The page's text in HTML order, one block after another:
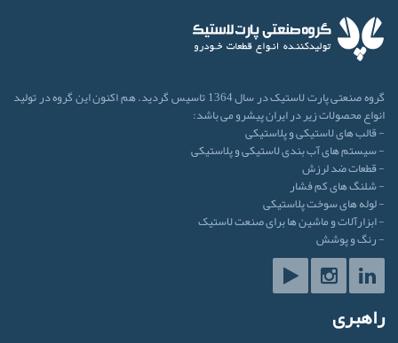
گروه صنعتی پارت لاستیک در سال 1364 تاسیس گردید. هم اکنون این گروه در تولید
انواع محصولات زیر در ایران پیشرو می باشد:
- قالب های لاستیکی و پلاستیکی
- سیستم های آب بندی لاستیکی و پلاستیکی
- قطعات ضد لرزش
- شلنگ های کم فشار
- لوله های سوخت پلاستیکی
- ابزارآلات و ماشین ها برای صنعت لاستیک
- رنگ و پوشش
راهبری